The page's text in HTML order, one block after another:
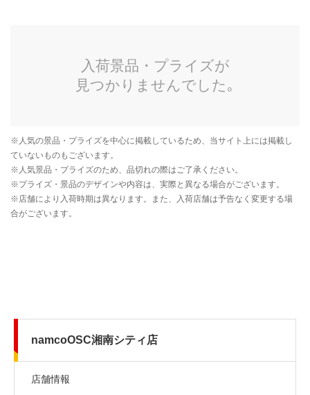
namcoOSC湘南シティ店
店舗情報